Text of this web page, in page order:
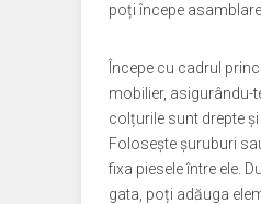
poți începe
Începe cu cadrul
mobilier, asigurându-
colțurile sunt drepte și
Folosește șuruburi
fixa piesele între ele.
gata, poți adăuga